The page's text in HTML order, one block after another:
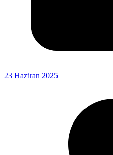
23 Haziran 2025